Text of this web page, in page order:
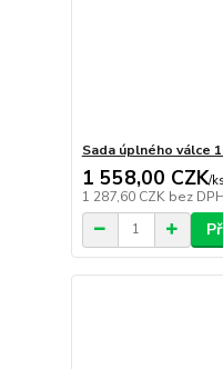
Sada úplného válce
1 558,00 CZK/ks
1 287,60 CZK bez DPH